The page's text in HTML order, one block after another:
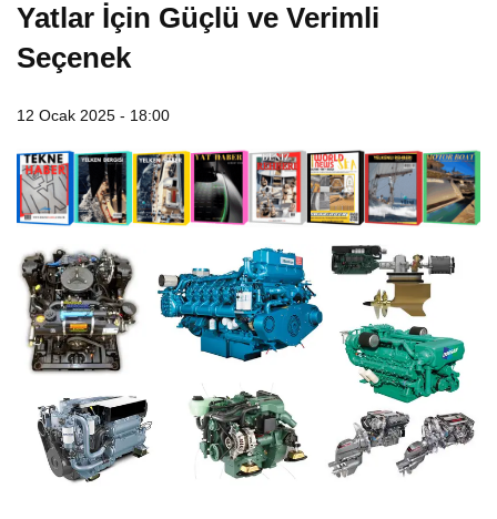
Yatlar İçin Güçlü ve Verimli
Seçenek
12 Ocak 2025 - 18:00